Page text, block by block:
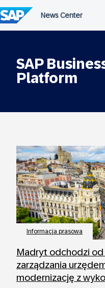
do
treści
SAP
Platform
Informacja prasowa
Madryt odchodzi
zarządzania
modernizację z